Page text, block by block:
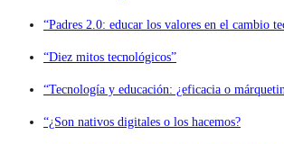
“Padres 2.0: educar los valores en el cambio
“Diez mitos tecnológicos”
“Tecnología y educación: ¿eficacia o
“¿Son nativos digitales o los hacemos?